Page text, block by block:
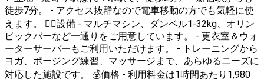
徒歩7分。 - アクセス抜群なので電車移動の方でも気軽に使
えます。 🏋️‍♀️設備 - マルチマシン、ダンベル1-32kg、オリン
ピックバーなど一通りをご用意しています。 - 更衣室＆ウォ
ーターサーバーもご利用いただけます。 - トレーニングから
ヨガ、ポージング練習、マッサージまで、あらゆるニーズに
対応した施設です。 💰価格 - 利用料金は1時間あたり1,980